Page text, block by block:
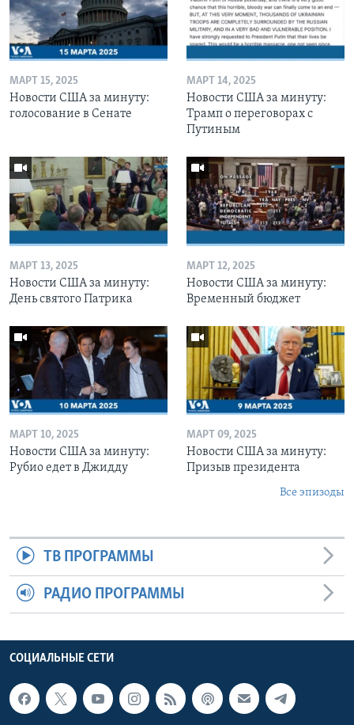
МАРТ 15, 2025
Новости США за минуту:
голосование в Сенате
МАРТ 14, 2025
Новости США за минуту:
Трамп о переговорах с
Путиным
МАРТ 13, 2025
Новости США за минуту:
День святого Патрика
МАРТ 12, 2025
Новости США за минуту:
Временный бюджет
МАРТ 10, 2025
Новости США за минуту:
Рубио едет в Джидду
МАРТ 09, 2025
Новости США за минуту:
Призыв президента
Все эпизоды
ТВ ПРОГРАММЫ
РАДИО ПРОГРАММЫ
СОЦИАЛЬНЫЕ СЕТИ